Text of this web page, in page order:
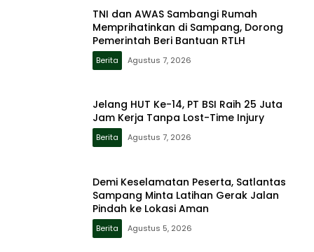
TNI dan AWAS Sambangi Rumah
Memprihatinkan di Sampang, Dorong
Pemerintah Beri Bantuan RTLH
Berita Agustus 7, 2026
Jelang HUT Ke-14, PT BSI Raih 25 Juta
Jam Kerja Tanpa Lost-Time Injury
Berita Agustus 7, 2026
Demi Keselamatan Peserta, Satlantas
Sampang Minta Latihan Gerak Jalan
Pindah ke Lokasi Aman
Berita Agustus 5, 2026